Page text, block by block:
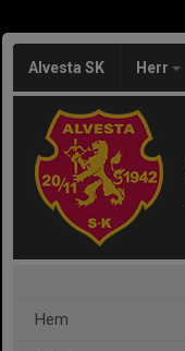
Alvesta SK Herr
Hem